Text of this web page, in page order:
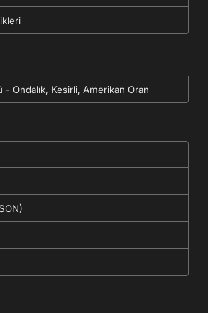
Ondalık, Kesirli, Amerikan Oran